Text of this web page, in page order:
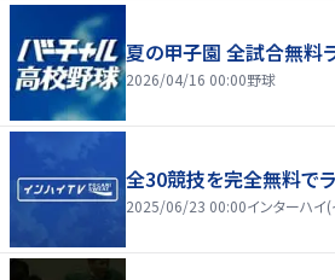
夏の甲子園 全試合無料
2026/04/16 00:00野球
全30競技を完全無料でラ
2025/06/23 00:00インターハイ